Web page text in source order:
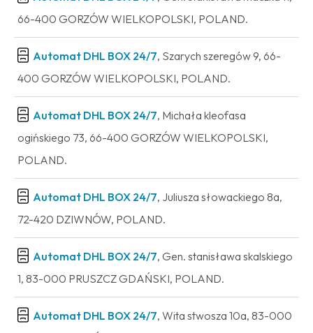
66-400 GORZÓW WIELKOPOLSKI, POLAND.
Automat DHL BOX 24/7, Szarych szeregów 9, 66-
400 GORZÓW WIELKOPOLSKI, POLAND.
Automat DHL BOX 24/7, Michała kleofasa
ogińskiego 73, 66-400 GORZÓW WIELKOPOLSKI,
POLAND.
Automat DHL BOX 24/7, Juliusza słowackiego 8a,
72-420 DZIWNÓW, POLAND.
Automat DHL BOX 24/7, Gen. stanisława skalskiego
1, 83-000 PRUSZCZ GDAŃSKI, POLAND.
Automat DHL BOX 24/7, Wita stwosza 10a, 83-000